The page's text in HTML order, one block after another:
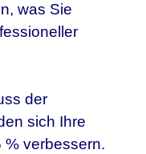
was Sie
der
sich Ihre
% verbessern.